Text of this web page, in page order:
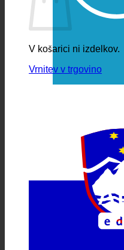
V košarici ni izdelkov.
Vrnitev v trgovino